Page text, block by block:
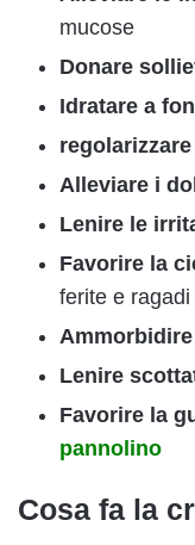
mucose
Donare
Idratare a
Alleviare i
Lenire le
Favorire la
ferite e
Lenire
Favorire la
pannolino
Cosa fa la